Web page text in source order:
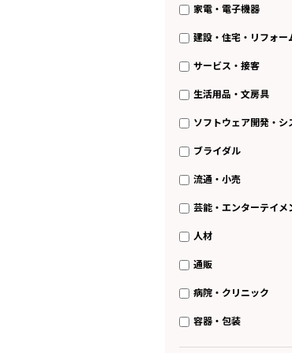
家電・電子機器
建設・住宅・リフォー
サービス・接客
生活用品・文房具
ソフトウェア開発・シ
ブライダル
流通・小売
芸能・エンターテイメ
人材
通販
病院・クリニック
容器・包装